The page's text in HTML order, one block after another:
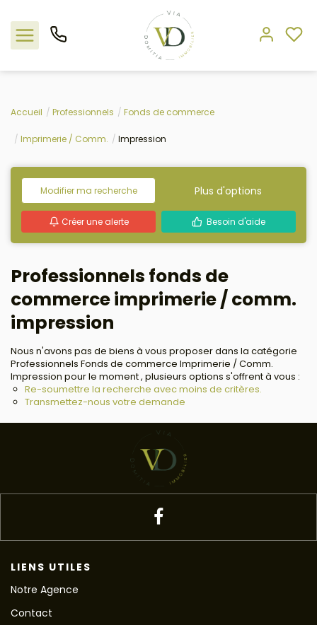
Nos offres
L'agence
Rejoindre le groupement
Estimation
Accueil Professionnels Fonds de commerce
Imprimerie / Comm. Impression
Modifier ma recherche Plus d'options
Créer une alerte Besoin d'aide
Professionnels fonds de
commerce imprimerie / comm.
impression
Nous n'avons pas de biens à vous proposer dans la catégorie
Professionnels Fonds de commerce Imprimerie / Comm.
Impression pour le moment , plusieurs options s'offrent à vous :
Re-soumettre la recherche avec moins de critères.
Transmettez-nous votre demande
LIENS UTILES
Notre Agence
Contact